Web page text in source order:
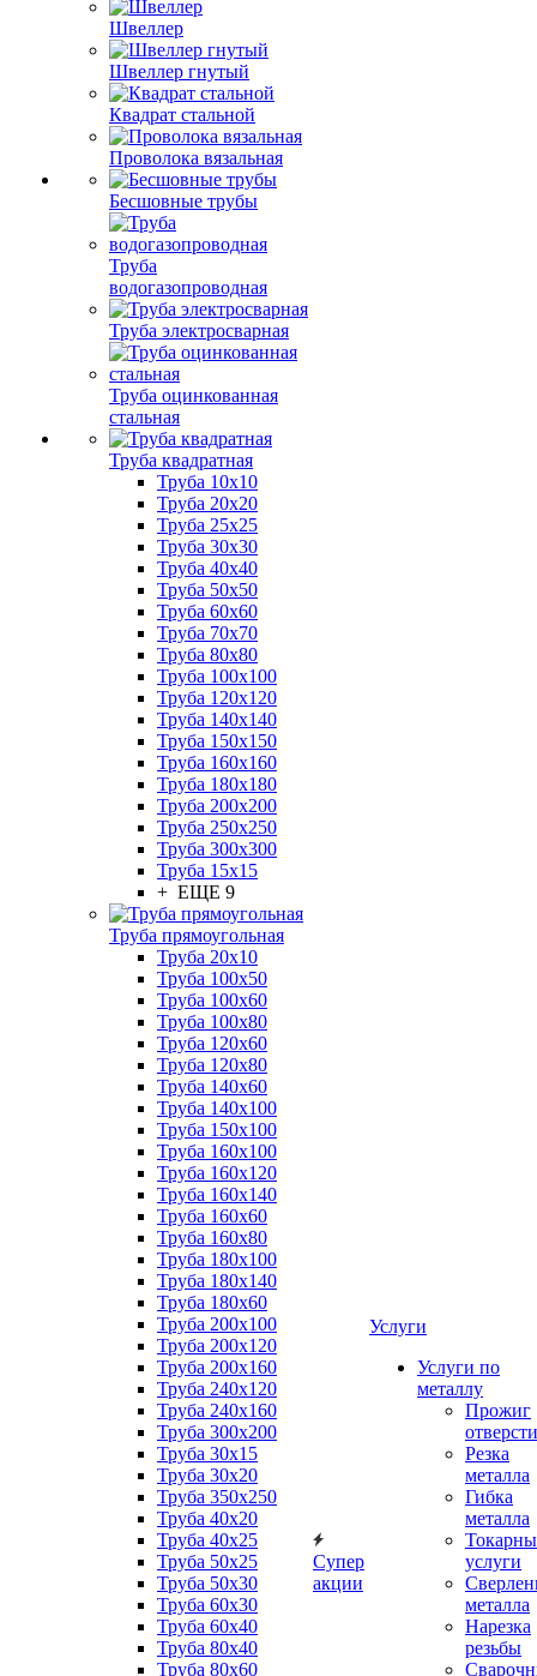
Швеллер
Швеллер гнутый
Квадрат стальной
Проволока вязальная
Бесшовные трубы
Труба
водогазопроводная
Труба электросварная
Труба оцинкованная
стальная
Труба квадратная
Труба 10x10
Труба 20x20
Труба 25x25
Труба 30x30
Труба 40x40
Труба 50x50
Труба 60x60
Труба 70x70
Труба 80x80
Труба 100x100
Труба 120x120
Труба 140x140
Труба 150x150
Труба 160x160
Труба 180x180
Труба 200x200
Труба 250x250
Труба 300x300
Труба 15x15
+ ЕЩЕ 9
Труба прямоугольная
Труба 20x10
Труба 100x50
Труба 100x60
Труба 100x80
Труба 120x60
Труба 120x80
Труба 140x60
Труба 140x100
Труба 150x100
Труба 160x100
Труба 160x120
Труба 160x140
Труба 160x60
Труба 160x80
Труба 180x100
Труба 180x140
Труба 180x60
Труба 200x100
Труба 200x120
Труба 200x160
Труба 240x120
Труба 240x160
Труба 300x200
Труба 30x15
Труба 30x20
Труба 350x250
Труба 40x20
Труба 40x25
Труба 50x25
Труба 50x30
Труба 60x30
Труба 60x40
Труба 80x40
Труба 80x60
Супер
акции
Услуги
Услуги по
металлу
Прожиг
Резка
металла
Гибка
металла
услуги
металла
Нарезка
резьбы